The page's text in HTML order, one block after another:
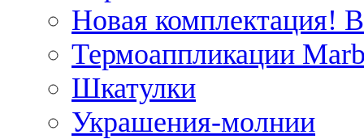
Новая комплектация!
Термоаппликации
Шкатулки
Украшения-молнии